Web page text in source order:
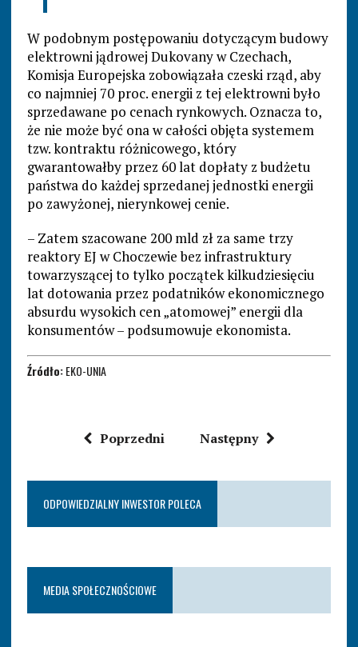
W podobnym postępowaniu dotyczącym budowy
elektrowni jądrowej Dukovany w Czechach,
Komisja Europejska zobowiązała czeski rząd, aby
co najmniej 70 proc. energii z tej elektrowni było
sprzedawane po cenach rynkowych. Oznacza to,
że nie może być ona w całości objęta systemem
tzw. kontraktu różnicowego, który
gwarantowałby przez 60 lat dopłaty z budżetu
państwa do każdej sprzedanej jednostki energii
po zawyżonej, nierynkowej cenie.
– Zatem szacowane 200 mld zł za same trzy
reaktory EJ w Choczewie bez infrastruktury
towarzyszącej to tylko początek kilkudziesięciu
lat dotowania przez podatników ekonomicznego
absurdu wysokich cen „atomowej” energii dla
konsumentów – podsumowuje ekonomista.
Źródło:EKO-UNIA
Poprzedni Następny
ODPOWIEDZIALNY INWESTOR POLECA
MEDIA SPOŁECZNOŚCIOWE